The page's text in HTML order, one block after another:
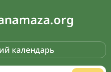
календарь